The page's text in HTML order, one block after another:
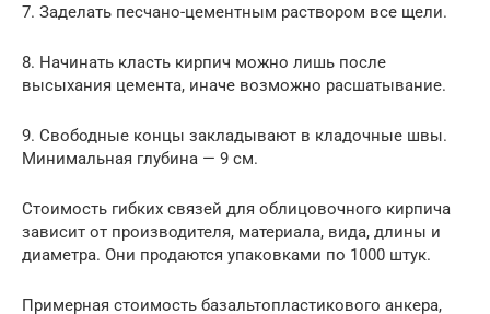
7. Заделать песчано-цементным раствором все щели.
8. Начинать класть кирпич можно лишь после
высыхания цемента, иначе возможно расшатывание.
9. Свободные концы закладывают в кладочные швы.
Минимальная глубина — 9 см.
Стоимость гибких связей для облицовочного кирпича
зависит от производителя, материала, вида, длины и
диаметра. Они продаются упаковками по 1000 штук.
Примерная стоимость базальтопластикового анкера,